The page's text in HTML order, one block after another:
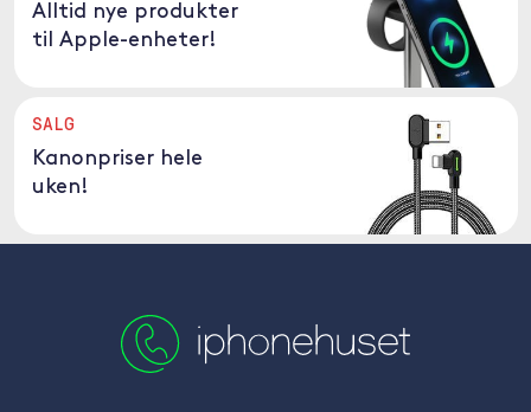
Alltid nye produkter
til Apple-enheter!
SALG
Kanonpriser hele
uken!